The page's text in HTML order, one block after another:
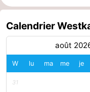
Piscines
-
Faire
du
Randonnée
Calendrier
août
W lu ma me je
31